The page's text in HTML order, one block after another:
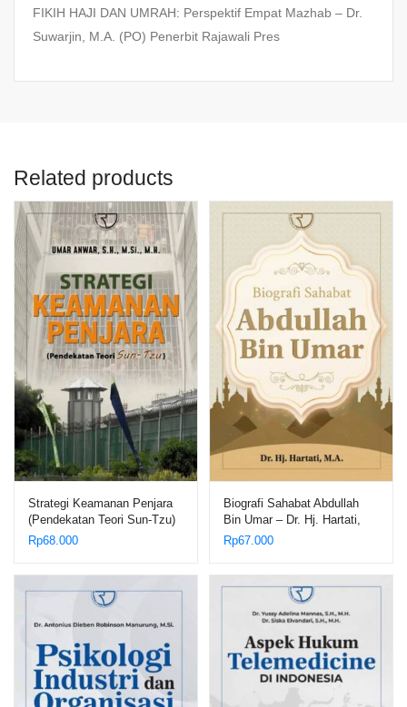
FIKIH HAJI DAN UMRAH: Perspektif Empat Mazhab – Dr.
Suwarjin, M.A. (PO) Penerbit Rajawali Pres
Related products
Strategi Keamanan Penjara
(Pendekatan Teori Sun-Tzu)
– Umar Anwar
Rp68.000
Biografi Sahabat Abdullah
Bin Umar – Dr. Hj. Hartati,
M.A.
Rp67.000